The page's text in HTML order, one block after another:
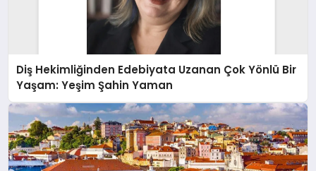
Diş Hekimliğinden Edebiyata Uzanan Çok Yönlü Bir
Yaşam: Yeşim Şahin Yaman